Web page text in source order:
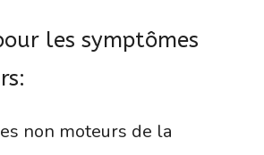
les symptômes
non moteurs de la